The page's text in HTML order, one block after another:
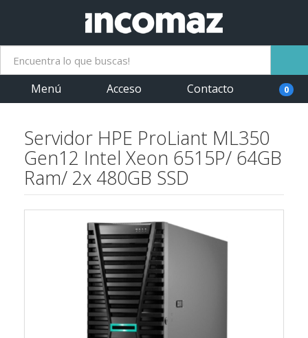
Menú Acceso Contacto 0
Servidor HPE ProLiant ML350
Gen12 Intel Xeon 6515P/ 64GB
Ram/ 2x 480GB SSD